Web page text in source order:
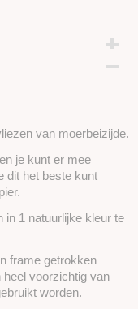
van moerbeizijde.
je kunt er mee
dit het beste kunt
in 1 natuurlijke kleur te
frame getrokken
voorzichtig van
worden.